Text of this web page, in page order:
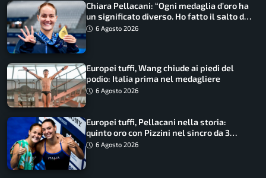
Chiara Pellacani: “Ogni medaglia d’oro ha
un significato diverso. Ho fatto il salto di
qualità”
6 Agosto 2026
Europei tuffi, Wang chiude ai piedi del
podio: Italia prima nel medagliere
6 Agosto 2026
Europei tuffi, Pellacani nella storia:
quinto oro con Pizzini nel sincro da 3
metri
6 Agosto 2026